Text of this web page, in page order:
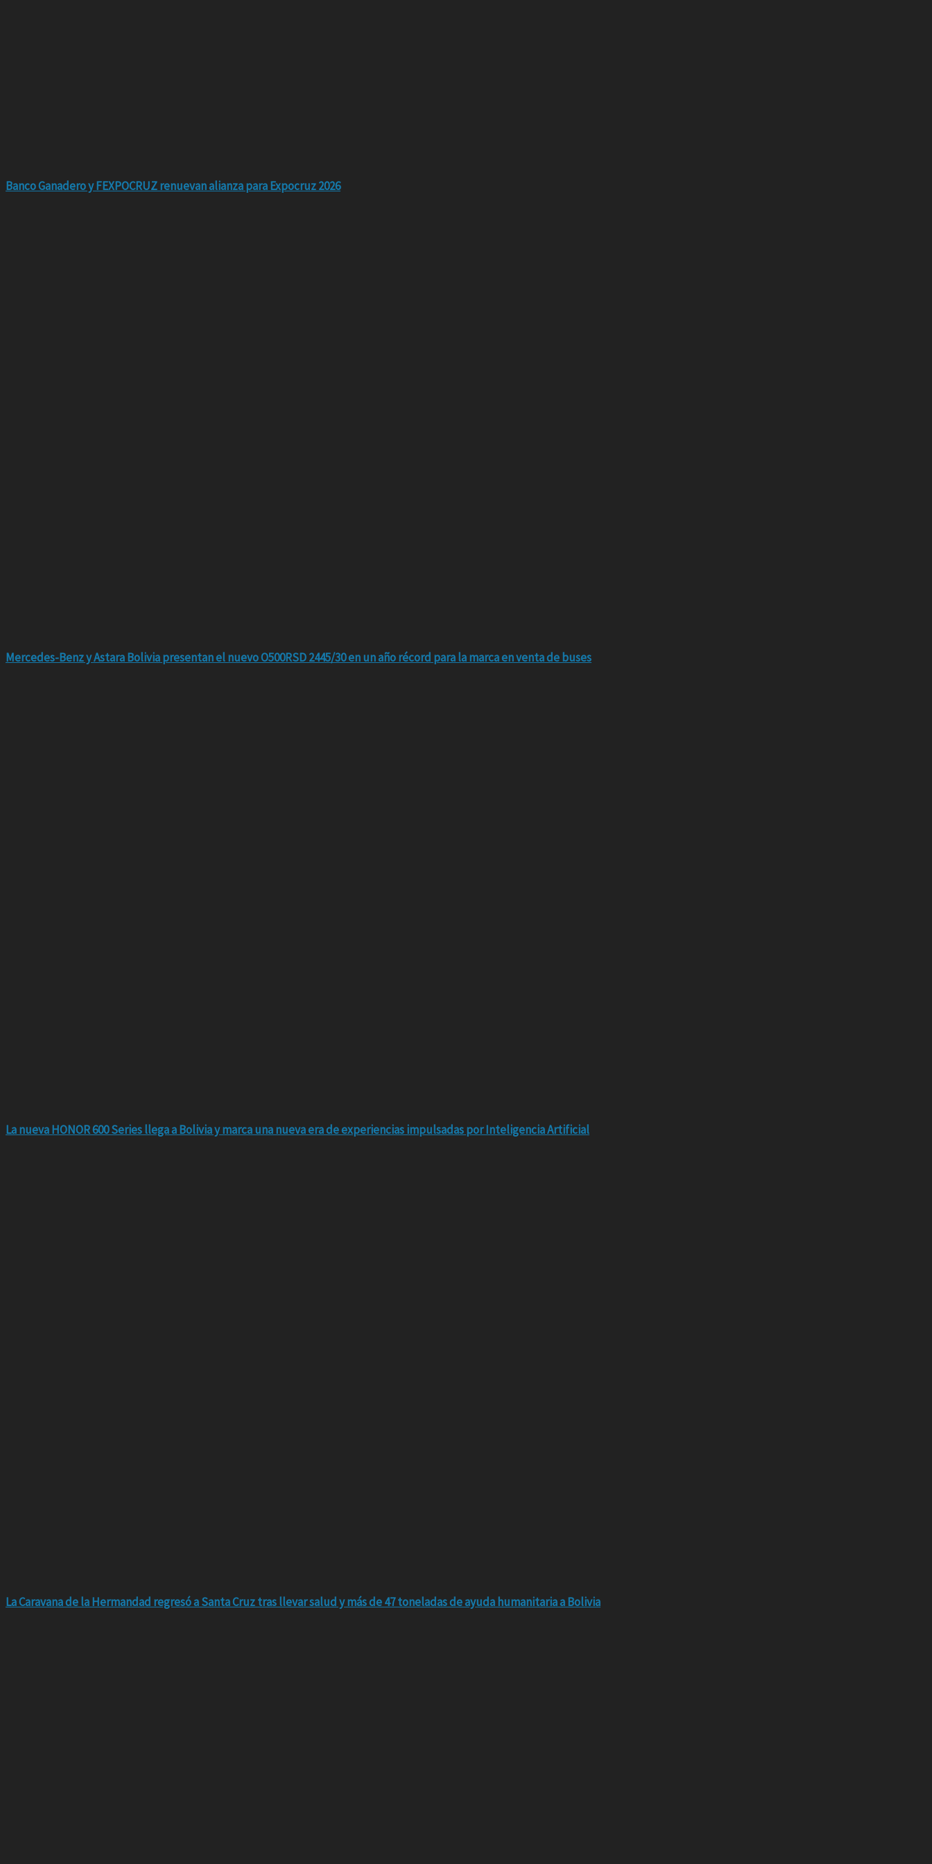
Banco Ganadero y FEXPOCRUZ renuevan alianza para Expocruz 2026
Mercedes-Benz y Astara Bolivia presentan el nuevo O500RSD 2445/30 en un año récord para la marca en venta de buses
La nueva HONOR 600 Series llega a Bolivia y marca una nueva era de experiencias impulsadas por Inteligencia Artificial
La Caravana de la Hermandad regresó a Santa Cruz tras llevar salud y más de 47 toneladas de ayuda humanitaria a Bolivia